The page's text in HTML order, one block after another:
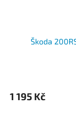
Škoda
1 195 Kč